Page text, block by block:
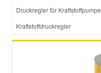
Druckregler für Kraftstoffpumpe
Kraftstoffdruckregler
Smart Ersatzteile